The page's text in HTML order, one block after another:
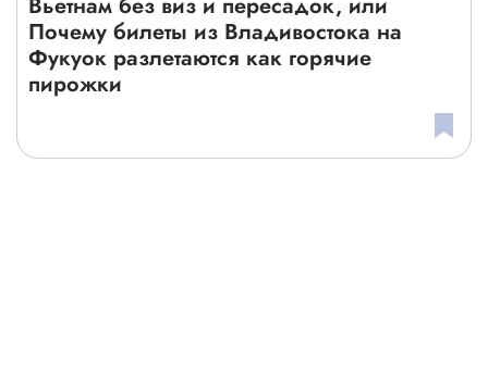
Почему билеты из Владивостока на
Фукуок разлетаются как горячие
пирожки